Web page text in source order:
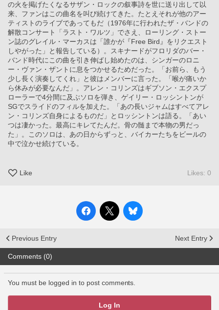
の火を掲げたくなるサザン・ロックの叙事詩を世に送り出して以
来、ファンはこの曲名を叫び続けてきた。たとえそれが他のアー
ティストのライブであってもだ（1976年に行われたザ・バンドの
解散コンサート「ラスト・ワルツ」でさえ、ローリング・ストー
ン誌のグレイル・マーカスは「誰かが『Free Bird』をリクエスト
しやがった」と報告している）。スキナードがフロリダのバー・
バンド時代にこの曲を引き伸ばし始めたのは、シンガーのロニ
ー・ヴァン・ザントに息をつかせるためだった。「お前ら、もう
少し長く演奏してくれ」と彼はメンバーに言った。「喉が痛いか
ら休みが必要なんだ」。アレン・コリンズはギブソン・エクスプ
ローラーで4分間に及ぶソロを弾き、ゲイリー・ロッシントンが
SGでスライドのフィルを加えた。「あの長いジャムはすべてアレ
ン・コリンズ自身によるものだ」とロッシントンは語る。「あい
つは凄かった。最高にキレてたんだ。骨の髄まで本物の男だっ
た」。このソロは、あの日からずっと、バイカーたちをビールの
中で泣かせ続けている。
Like Likes: 0
Previous Entry Next Entry
Comments (0)
You must be logged in to post comments.
Log In